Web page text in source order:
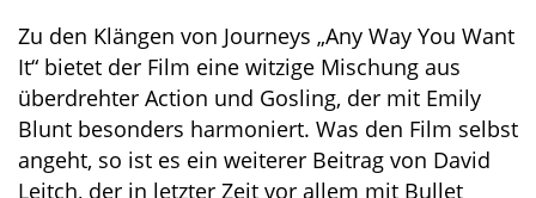
Zu den Klängen von Journeys „Any Way You Want
It“ bietet der Film eine witzige Mischung aus
überdrehter Action und Gosling, der mit Emily
Blunt besonders harmoniert. Was den Film selbst
angeht, so ist es ein weiterer Beitrag von David
Leitch, der in letzter Zeit vor allem mit Bullet